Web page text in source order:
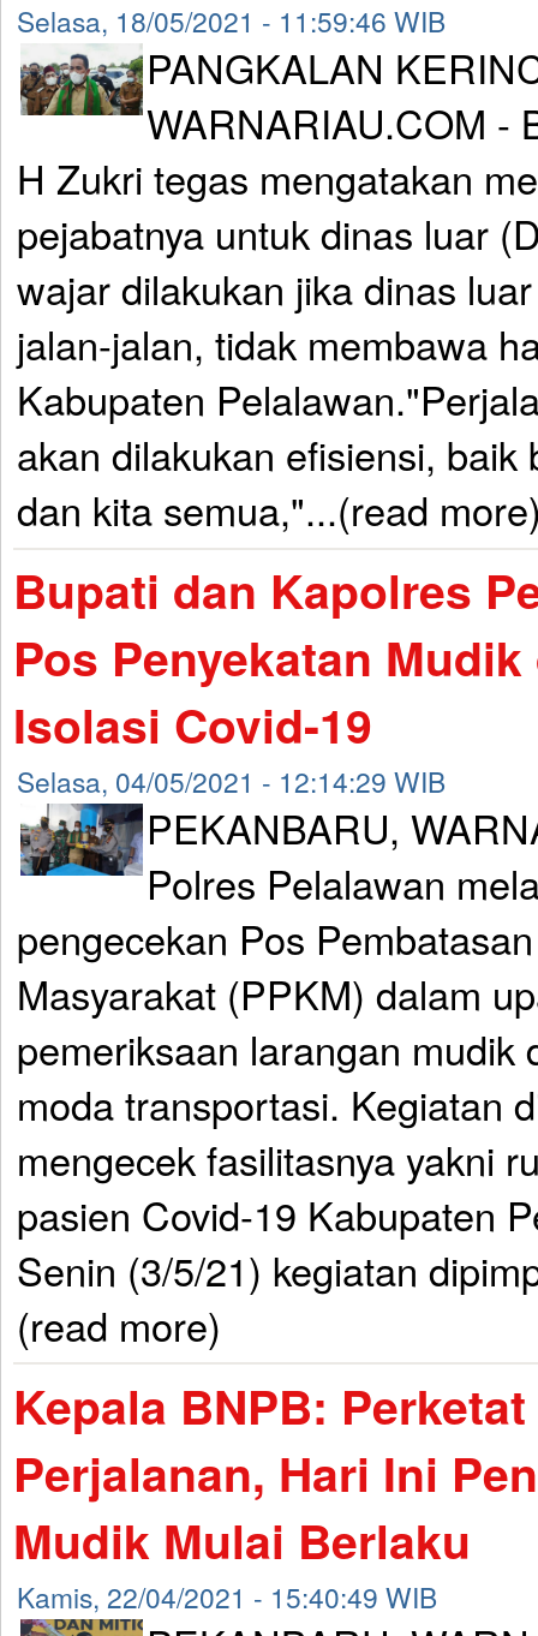
Selasa, 18/05/2021 - 11:59:46 WIB
PANGKALAN
WARNARIAU.COM -
H Zukri tegas mengatakan
pejabatnya untuk dinas luar
wajar dilakukan jika dinas
jalan-jalan, tidak membawa
Kabupaten
akan dilakukan efisiensi, baik
dan kita semua,"...(read
Bupati dan Kapolres
Pos Penyekatan
Isolasi Covid-19
Selasa, 04/05/2021 - 12:14:29 WIB
PEKANBARU,
Polres Pelalawan
pengecekan Pos
Masyarakat (PPKM) dalam
pemeriksaan larangan mudik
moda transportasi. Kegiatan
mengecek fasilitasnya yakni
pasien Covid-19 Kabupaten
Senin (3/5/21) kegiatan
(read more)
Kepala BNPB:
Perjalanan, Hari Ini
Mudik Mulai Berlaku
Kamis, 22/04/2021 - 15:40:49 WIB